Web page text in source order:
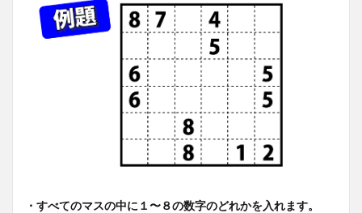
・すべてのマスの中に１〜８の数字のどれかを入れます。